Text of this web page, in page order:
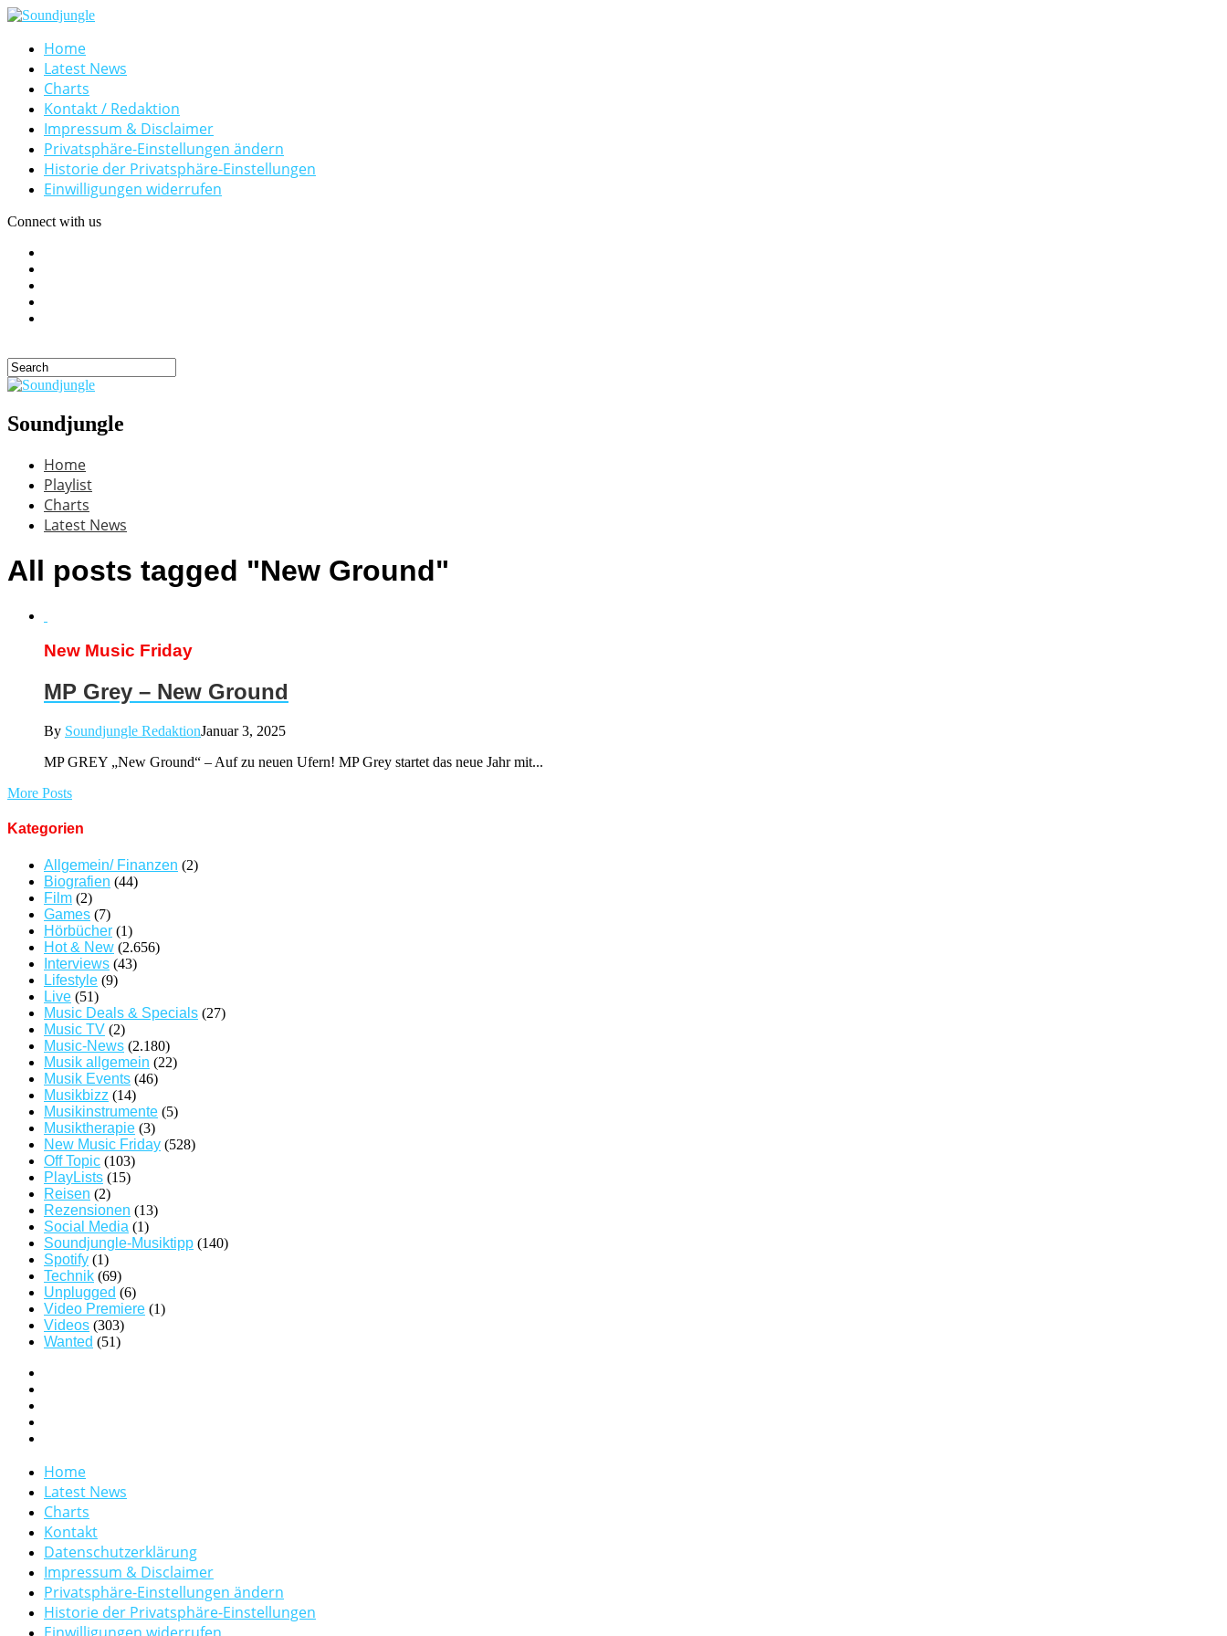
Home
Latest News
Charts
Kontakt / Redaktion
Impressum & Disclaimer
Privatsphäre-Einstellungen ändern
Historie der Privatsphäre-Einstellungen
Einwilligungen widerrufen
Connect with us
Soundjungle
Home
Playlist
Charts
Latest News
All posts tagged "New Ground"
New Music Friday
MP Grey – New Ground
By Soundjungle RedaktionJanuar 3, 2025
MP GREY „New Ground“ – Auf zu neuen Ufern! MP Grey startet das neue Jahr mit...
More Posts
Kategorien
Allgemein/ Finanzen (2)
Biografien (44)
Film (2)
Games (7)
Hörbücher (1)
Hot & New (2.656)
Interviews (43)
Lifestyle (9)
Live (51)
Music Deals & Specials (27)
Music TV (2)
Music-News (2.180)
Musik allgemein (22)
Musik Events (46)
Musikbizz (14)
Musikinstrumente (5)
Musiktherapie (3)
New Music Friday (528)
Off Topic (103)
PlayLists (15)
Reisen (2)
Rezensionen (13)
Social Media (1)
Soundjungle-Musiktipp (140)
Spotify (1)
Technik (69)
Unplugged (6)
Video Premiere (1)
Videos (303)
Wanted (51)
Home
Latest News
Charts
Kontakt
Datenschutzerklärung
Impressum & Disclaimer
Privatsphäre-Einstellungen ändern
Historie der Privatsphäre-Einstellungen